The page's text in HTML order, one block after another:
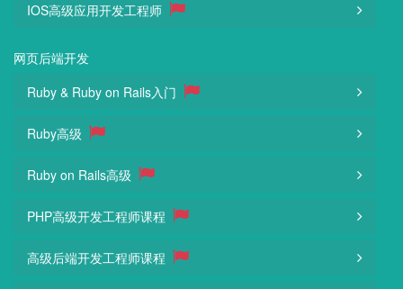
IOS高级应用开发工程师
网页后端开发
Ruby & Ruby on Rails入门
Ruby高级
Ruby on Rails高级
PHP高级开发工程师课程
高级后端开发工程师课程